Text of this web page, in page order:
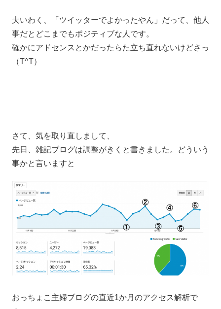
夫いわく、「ツイッターでよかったやん」だって、他人
事だとどこまでもポジティブな人です。
確かにアドセンスとかだったらた立ち直れないけどさっ
（T^T）
さて、気を取り直しまして、
先日、雑記ブログは調整がきくと書きました。どういう
事かと言いますと
おっちょこ主婦ブログの直近1か月のアクセス解析で